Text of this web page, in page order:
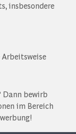
insbesondere
Dann bewirb
im Bereich